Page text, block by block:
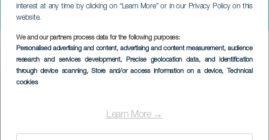
interest at any time by clicking on “Learn More” or in our Privacy Policy on this
website.
We and our partners process data for the following purposes:
Personalised advertising and content, advertising and content measurement, audience
research and services development, Precise geolocation data, and identification
through device scanning, Store and/or access information on a device, Technical
cookies
Learn More →
The Belings od Liquids
Sounds: Shark
Imagen
Listado